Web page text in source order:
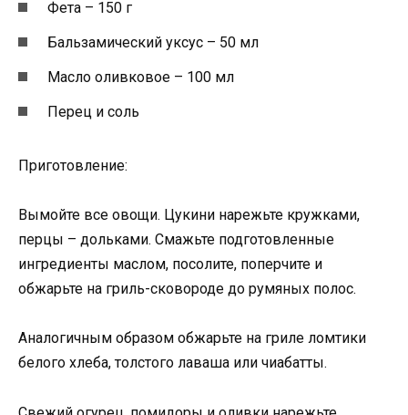
Фета – 150 г
Бальзамический уксус – 50 мл
Масло оливковое – 100 мл
Перец и соль
Приготовление:
Вымойте все овощи. Цукини нарежьте кружками,
перцы – дольками. Смажьте подготовленные
ингредиенты маслом, посолите, поперчите и
обжарьте на гриль-сковороде до румяных полос.
Аналогичным образом обжарьте на гриле ломтики
белого хлеба, толстого лаваша или чиабатты.